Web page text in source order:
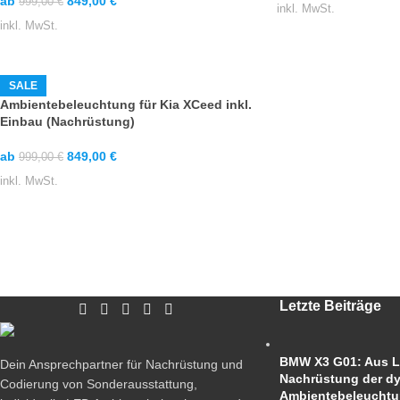
inkl. MwSt.
inkl. MwSt.
SALE
Ambientebeleuchtung für Kia XCeed inkl.
Einbau (Nachrüstung)
ab 999,00€ 849,00 €
inkl. MwSt.
Dein Ansprechpartner für Nachrüstung und
Codierung von Sonderausstattung,
Letzte Beiträge
BMW X3 G01: Aus
Nachrüstung der